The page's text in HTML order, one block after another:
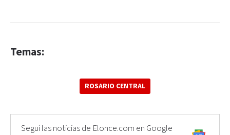
Temas:
ROSARIO CENTRAL
Seguí las noticias de Elonce.com en Google